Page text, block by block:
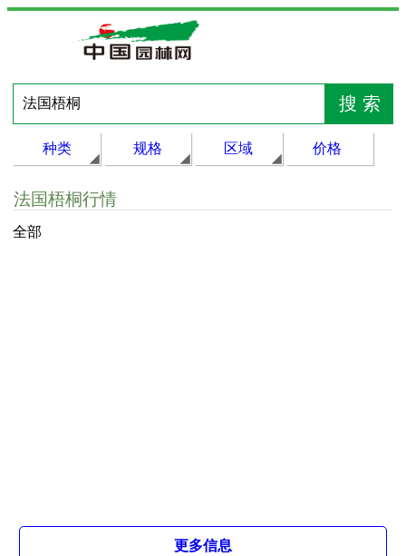
种类 规格 区域 价格
法国梧桐行情
全部
更多信息